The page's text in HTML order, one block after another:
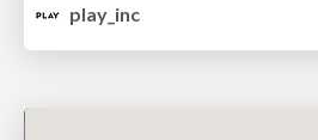
play_inc